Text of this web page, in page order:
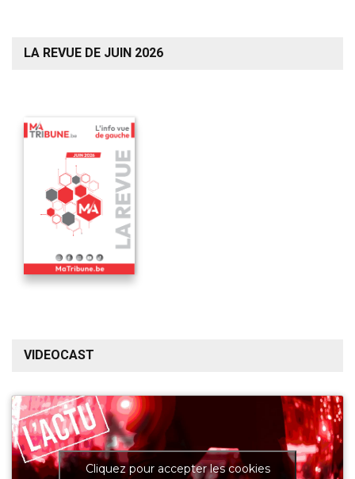
LA REVUE DE JUIN 2026
VIDEOCAST
Cliquez pour accepter les cookies